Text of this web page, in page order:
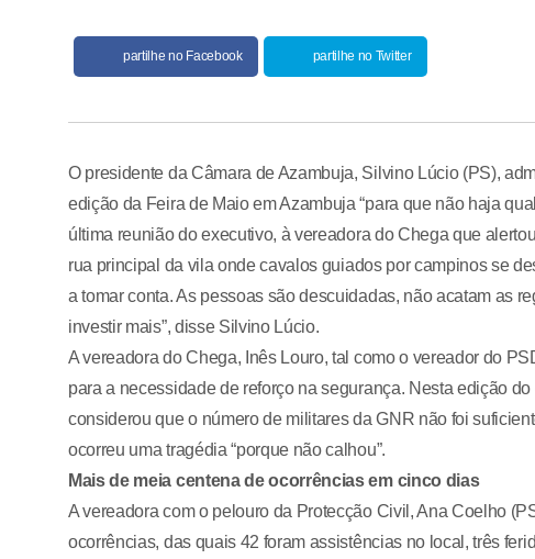
partilhe no Facebook partilhe no Twitter
O presidente da Câmara de Azambuja, Silvino Lúcio (PS),
edição da Feira de Maio em Azambuja “para que não haja
última reunião do executivo, à vereadora do Chega que
rua principal da vila onde cavalos guiados por campinos se
a tomar conta. As pessoas são descuidadas, não acatam as
investir mais”, disse Silvino Lúcio.
A vereadora do Chega, Inês Louro, tal como o vereador do
para a necessidade de reforço na segurança. Nesta edição
considerou que o número de militares da GNR não foi
ocorreu uma tragédia “porque não calhou”.
Mais de meia centena de ocorrências em cinco dias
A vereadora com o pelouro da Protecção Civil, Ana Coelho
ocorrências, das quais 42 foram assistências no local, três